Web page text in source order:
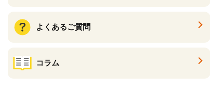
よくあるご質問
コラム